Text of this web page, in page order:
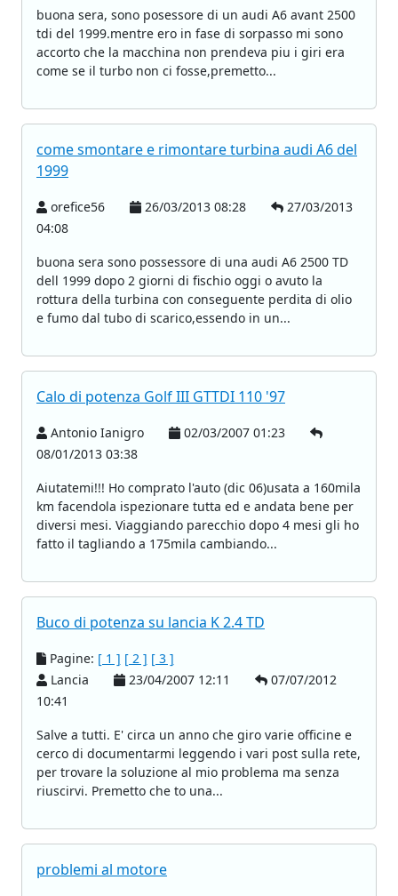
buona sera, sono posessore di un audi A6 avant 2500
tdi del 1999.mentre ero in fase di sorpasso mi sono
accorto che la macchina non prendeva piu i giri era
come se il turbo non ci fosse,premetto...
come smontare e rimontare turbina audi A6 del
1999
orefice56 26/03/2013 08:28
27/03/2013
04:08
buona sera sono possessore di una audi A6 2500 TD
dell 1999 dopo 2 giorni di fischio oggi o avuto la
rottura della turbina con conseguente perdita di olio
e fumo dal tubo di scarico,essendo in un...
Calo di potenza Golf III GTTDI 110 '97
Antonio Ianigro
02/03/2007 01:23
08/01/2013 03:38
Aiutatemi!!! Ho comprato l'auto (dic 06)usata a 160mila
km facendola ispezionare tutta ed e andata bene per
diversi mesi. Viaggiando parecchio dopo 4 mesi gli ho
fatto il tagliando a 175mila cambiando...
Buco di potenza su lancia K 2.4 TD
Pagine: [ 1 ] [ 2 ] [ 3 ]
Lancia
23/04/2007 12:11
07/07/2012
10:41
Salve a tutti. E' circa un anno che giro varie officine e
cerco di documentarmi leggendo i vari post sulla rete,
per trovare la soluzione al mio problema ma senza
riuscirvi. Premetto che to una...
problemi al motore